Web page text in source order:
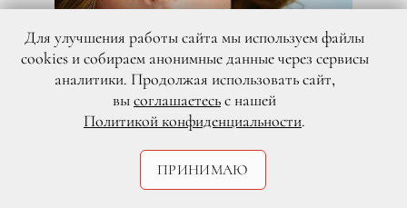
Для улучшения работы сайта мы используем файлы
cookies и собираем анонимные данные через сервисы
аналитики. Продолжая использовать сайт,
высоглашаетесьс нашей
Политикой конфиденциальности.
ПРИНИМАЮ